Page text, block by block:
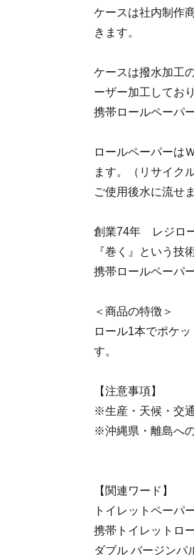
ケースは社内制作
きます。
ケースは撥水加工
ーザー加工してお
携帯ロールペーパ
ロールペーパーは
ます。（リサイク
ご使用後水に流せま
創業74年 レジロ
『巻く』という技
携帯ロールペーパ
＜商品の特徴＞
ロール1本でポケ
す。
【注意事項】
※生産・天候・交
※沖縄県・離島へ
【関連ワード】
トイレットペーパ
携帯トイレットロ
ダブル バージンパ